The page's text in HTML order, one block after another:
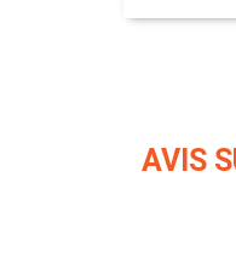
AVIS